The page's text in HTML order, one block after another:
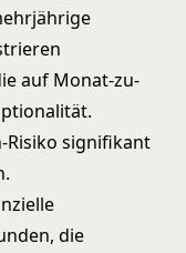
auf Monat-zu-
Risiko signifikant
die